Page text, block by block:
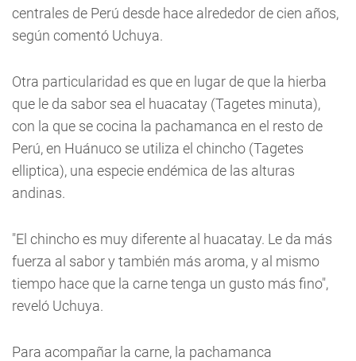
centrales de Perú desde hace alrededor de cien años,
según comentó Uchuya.
Otra particularidad es que en lugar de que la hierba
que le da sabor sea el huacatay (Tagetes minuta),
con la que se cocina la pachamanca en el resto de
Perú, en Huánuco se utiliza el chincho (Tagetes
elliptica), una especie endémica de las alturas
andinas.
"El chincho es muy diferente al huacatay. Le da más
fuerza al sabor y también más aroma, y al mismo
tiempo hace que la carne tenga un gusto más fino",
reveló Uchuya.
Para acompañar la carne, la pachamanca